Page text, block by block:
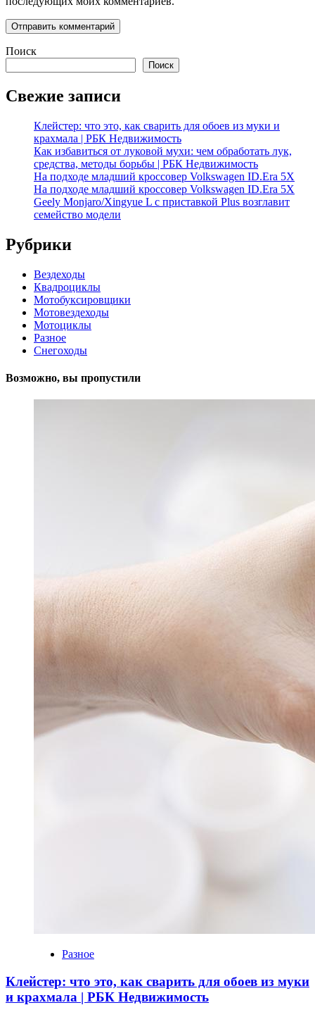
Поиск
Поиск
Свежие записи
Клейстер: что это, как сварить для обоев из муки и
крахмала | РБК Недвижимость
Как избавиться от луковой мухи: чем обработать лук,
средства, методы борьбы | РБК Недвижимость
На подходе младший кроссовер Volkswagen ID.Era 5X
На подходе младший кроссовер Volkswagen ID.Era 5X
Geely Monjaro/Xingyue L с приставкой Plus возглавит
семейство модели
Рубрики
Вездеходы
Квадроциклы
Мотобуксировщики
Мотовездеходы
Мотоциклы
Разное
Снегоходы
Возможно, вы пропустили
Разное
Клейстер: что это, как сварить для обоев из муки
и крахмала | РБК Недвижимость